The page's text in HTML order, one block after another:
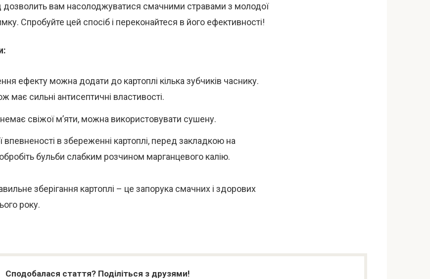
вам насолоджуватися смачними стравами з молодої
Спробуйте цей спосіб і переконайтеся в його ефективності!
ефекту можна додати до картоплі кілька зубчиків часнику.
має сильні антисептичні властивості.
свіжої м’яти, можна використовувати сушену.
впевненості в збереженні картоплі, перед закладкою на
бульби слабким розчином марганцевого калію.
зберігання картоплі – це запорука смачних і здорових
року.
Сподобалася стаття? Поділіться з друзями!